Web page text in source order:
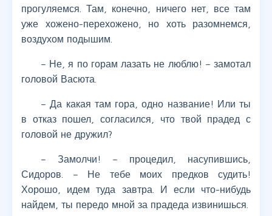
прогуляемся. Там, конечно, ничего нет, все там
уже хожено-перехожено, но хоть разомнемся,
воздухом подышим.
– Не, я по горам лазать не люблю! – замотал
головой Васюта.
– Да какая там гора, одно название! Или ты
в отказ пошел, согласился, что твой прадед с
головой не дружил?
– Замолчи! – процедил, насупившись,
Сидоров. – Не тебе моих предков судить!
Хорошо, идем туда завтра. И если что-нибудь
найдем, ты передо мной за прадеда извинишься.